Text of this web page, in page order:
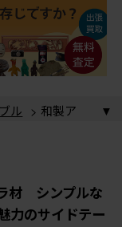
ル
ブル(花台、
インとレト
り台)(R-
材 シンプルな
力のサイドテー